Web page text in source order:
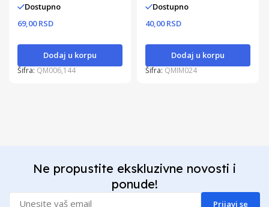
Dostupno
69,00 RSD
Dodaj u korpu
Šifra: QM006,144
Dostupno
40,00 RSD
Dodaj u korpu
Šifra: QMIM024
Ne propustite ekskluzivne novosti i
ponude!
Prijavi se